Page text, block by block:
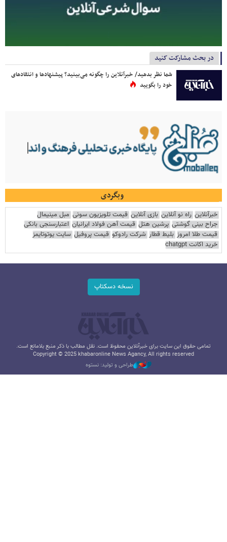
در بحث مشارکت کنید
شما نظر بدهید/ خبرآنلاین را چگونه می‌بینید؟ پیشنهادها و انتقادهای
خود را بگویید
وبگردی
خبرآنلاین راه نو آنلاین بازی آنلاین قیمت تلویزیون سونی مبل مینیمال
جراح بینی گوشتی پرشین هتل قیمت آهن فولاد ایرانیان اعتبارسنجی بانکی
قیمت طلا امروز بلیط قطار شرکت رادوکو قیمت پروفیل سایت یوتوتایمز
خرید اکانت chatgpt
نسخه دسکتاپ
تمامی حقوق این سایت برای خبرآنلاین محفوظ است. نقل مطالب با ذکر منبع بلامانع است.
Copyright © 2025 khabaronline News Agancy, All rights reserved
طراحی و تولید: نستوه